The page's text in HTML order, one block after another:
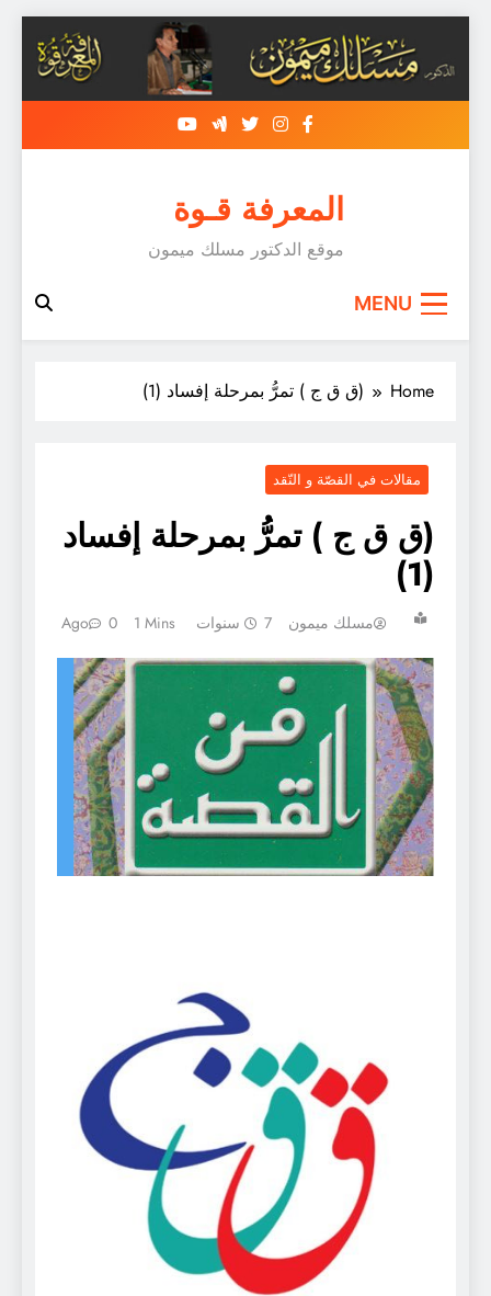
content
المعرفة قـوة
موقع الدكتور مسلك ميمون
MENU
Home (ق ق ج ) تمرُّ بمرحلة إفساد (1)
مقالات في القصّة و النّقد
(ق ق ج ) تمرُّ بمرحلة إفساد
(1)
مسلك ميمون 7 سنوات Ago 0 1 Mins